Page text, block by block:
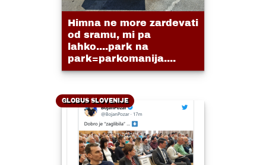
Himna ne more zardevati
od sramu, mi pa
lahko....park na
park=parkomanija....
GLOBUS SLOVENIJE